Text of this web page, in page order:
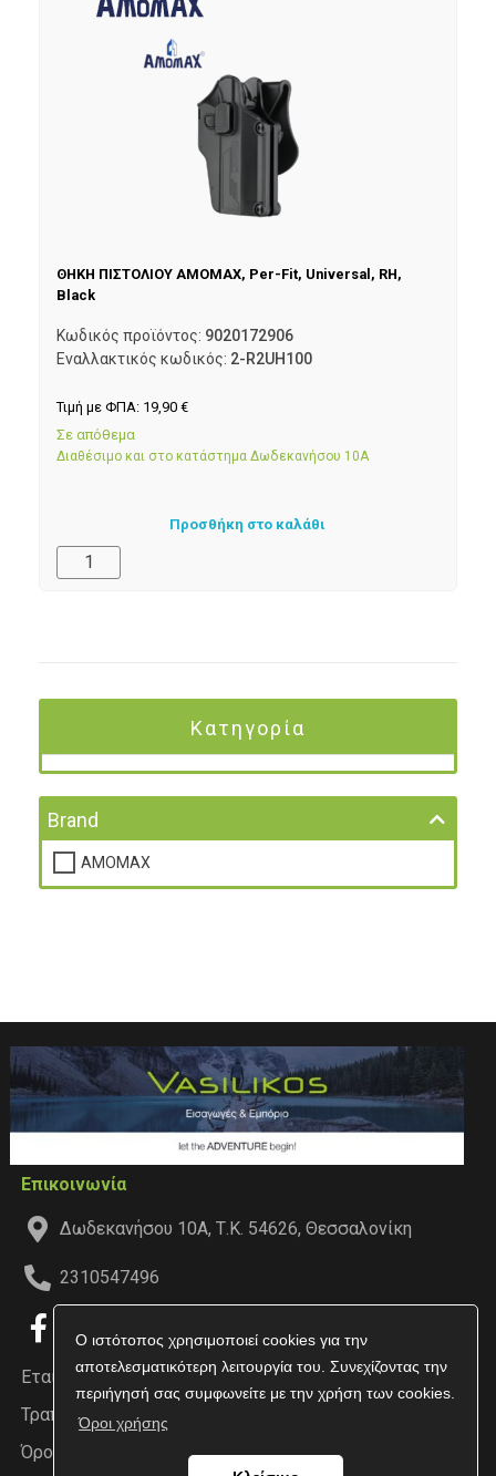
Ο ιστότοπος χρησιμοποιεί cookies για την
αποτελεσματικότερη λειτουργία του. Συνεχίζοντας την
περιήγησή σας συμφωνείτε με την χρήση των cookies.
Όροι χρήσης
ΘΗΚΗ ΠΙΣΤΟΛΙΟΥ AMOMAX, Per-Fit, Universal, RH,
Black
Κωδικός προϊόντος: 9020172906
Εναλλακτικός κωδικός: 2-R2UH100
Τιμή με ΦΠΑ: 19,90 €
Σε απόθεμα
Διαθέσιμο και στο κατάστημα Δωδεκανήσου 10Α
Προσθήκη στο καλάθι
Κατηγορία
Brand
AMOMAX
Επικοινωνία
Δωδεκανήσου 10Α, Τ.Κ. 54626, Θεσσαλονίκη
2310547496
Εταιρεία
Τραπεζικοί Λογαριασμοί
Όροι χρήσης